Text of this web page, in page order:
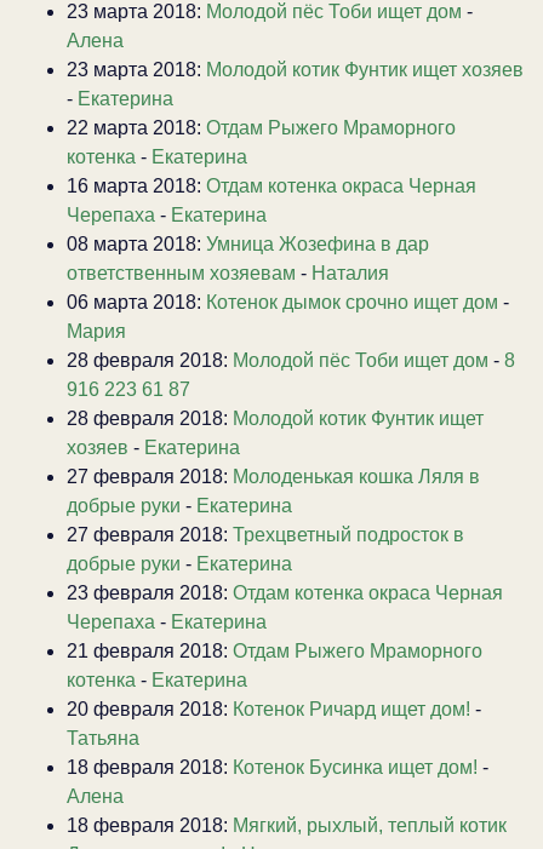
23 марта 2018: Молодой пёс Тоби ищет дом -
Алена
23 марта 2018: Молодой котик Фунтик ищет хозяев
- Екатерина
22 марта 2018: Отдам Рыжего Мраморного
котенка - Екатерина
16 марта 2018: Отдам котенка окраса Черная
Черепаха - Екатерина
08 марта 2018: Умница Жозефина в дар
ответственным хозяевам - Наталия
06 марта 2018: Котенок дымок срочно ищет дом -
Мария
28 февраля 2018: Молодой пёс Тоби ищет дом - 8
916 223 61 87
28 февраля 2018: Молодой котик Фунтик ищет
хозяев - Екатерина
27 февраля 2018: Молоденькая кошка Ляля в
добрые руки - Екатерина
27 февраля 2018: Трехцветный подросток в
добрые руки - Екатерина
23 февраля 2018: Отдам котенка окраса Черная
Черепаха - Екатерина
21 февраля 2018: Отдам Рыжего Мраморного
котенка - Екатерина
20 февраля 2018: Котенок Ричард ищет дом! -
Татьяна
18 февраля 2018: Котенок Бусинка ищет дом! -
Алена
18 февраля 2018: Мягкий, рыхлый, теплый котик